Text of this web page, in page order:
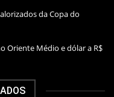
da Copa do
Oriente Médio e dólar a R$